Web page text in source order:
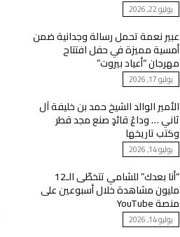
يوليو 22, 2026
عبير نعمة تحمل رسالة وجدانية ضمن
أمسية مميزة في حفل افتتاح
مهرجان “أعياد بيروت”
يوليو 17, 2026
الأمير الوالد الشيخ حمد بن خليفة آل
ثاني … وداعُ قائدٍ صنع مجد قطر
وكتب تاريخها
يوليو 14, 2026
“أنا بعدك” للشامي تتخطّى الـ12
مليون مشاهدة خلال أسبوعين على
منصة YouTube
يوليو 14, 2026